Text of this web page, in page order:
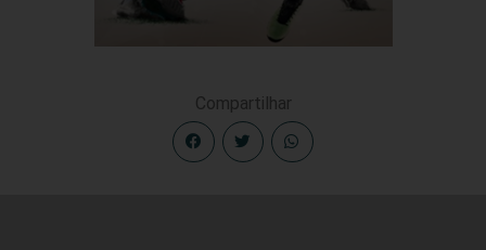
Compartilhar